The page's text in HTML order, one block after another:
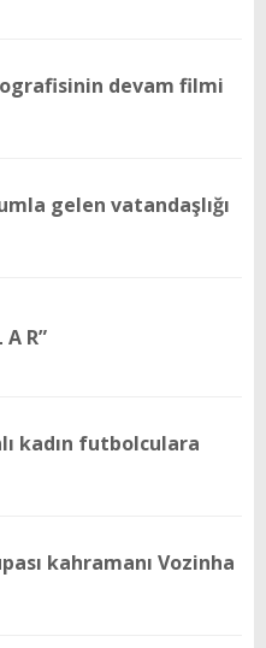
devam filmi
gelen vatandaşlığı
A R”
kadın futbolculara
kahramanı Vozinha